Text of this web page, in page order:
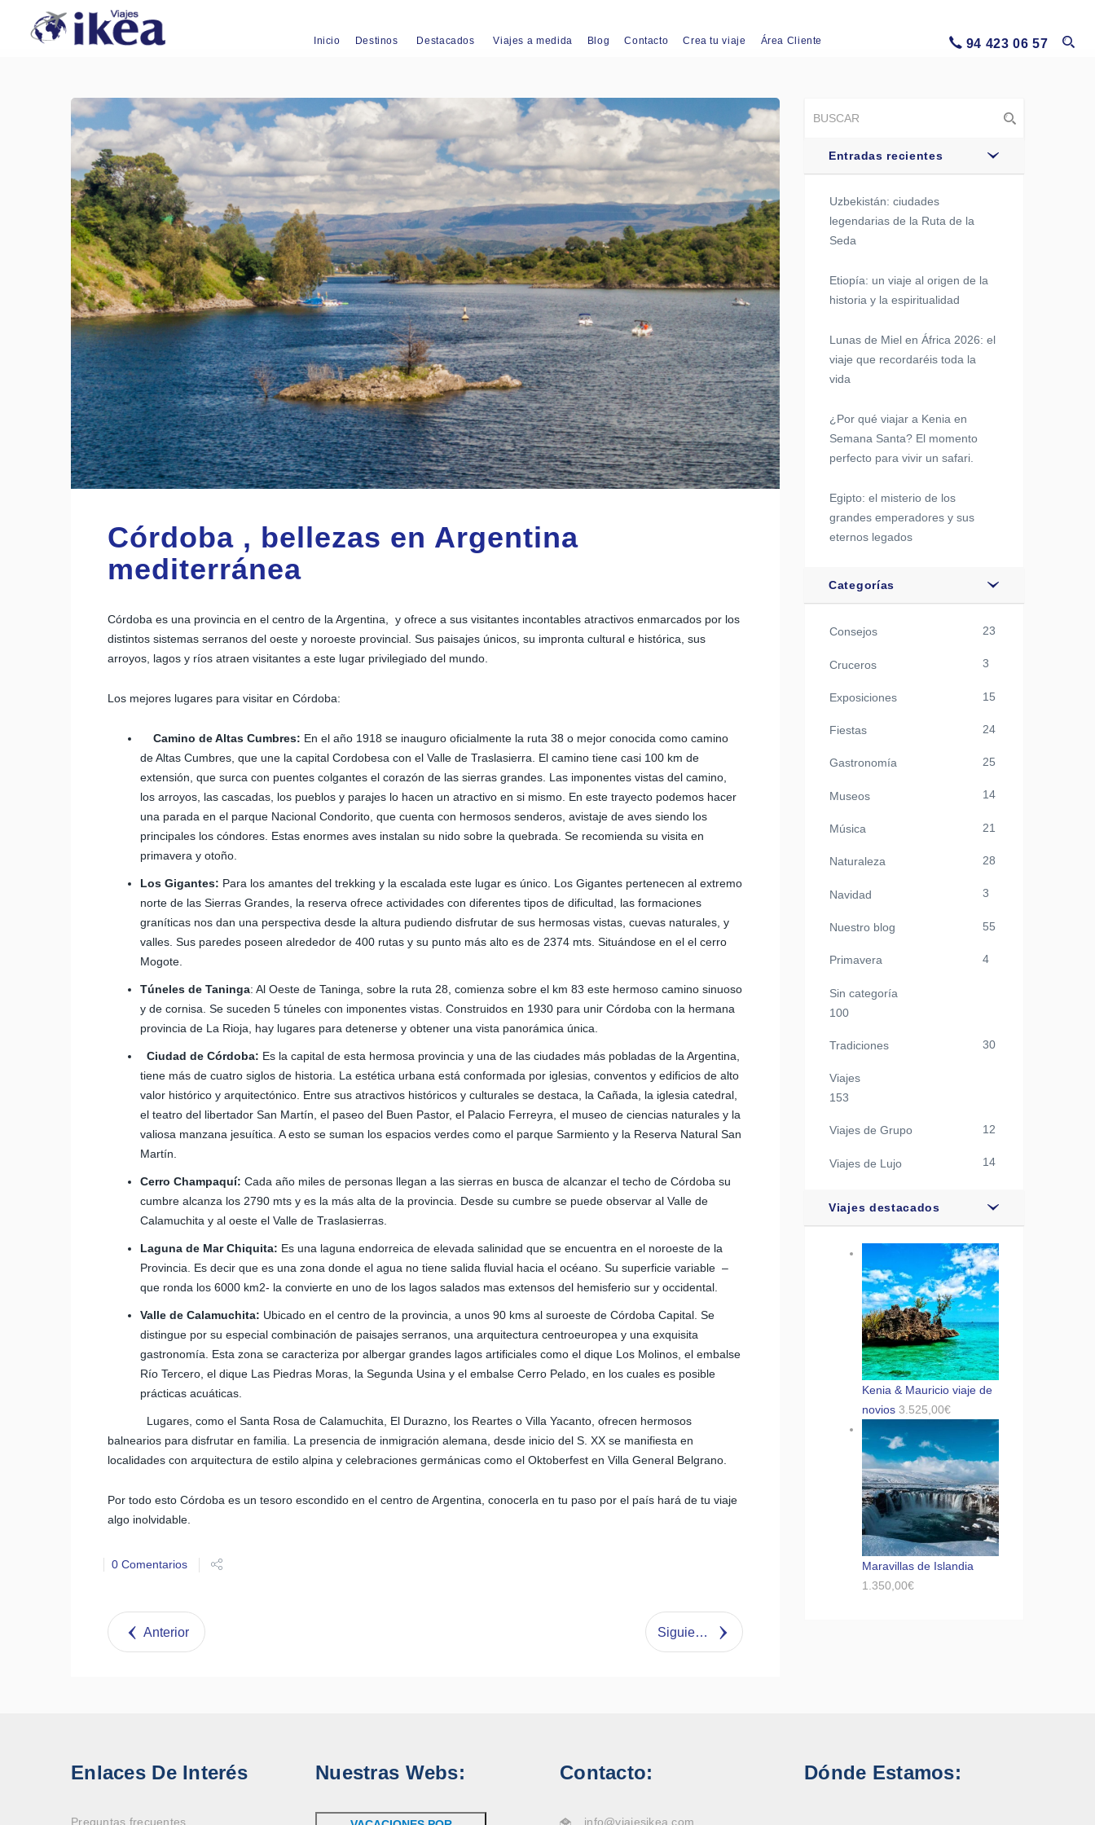
Inicio Destinos Destacados Viajes a medida Blog Contacto Crea tu viaje Área Cliente 94 423 06 57
Córdoba , bellezas en Argentina
mediterránea
Córdoba es una provincia en el centro de la Argentina, y ofrece a sus visitantes incontables atractivos enmarcados por los
distintos sistemas serranos del oeste y noroeste provincial. Sus paisajes únicos, su impronta cultural e histórica, sus
arroyos, lagos y ríos atraen visitantes a este lugar privilegiado del mundo.
Los mejores lugares para visitar en Córdoba:
Camino de Altas Cumbres: En el año 1918 se inauguro oficialmente la ruta 38 o mejor conocida como camino
de Altas Cumbres, que une la capital Cordobesa con el Valle de Traslasierra. El camino tiene casi 100 km de
extensión, que surca con puentes colgantes el corazón de las sierras grandes. Las imponentes vistas del camino,
los arroyos, las cascadas, los pueblos y parajes lo hacen un atractivo en si mismo. En este trayecto podemos hacer
una parada en el parque Nacional Condorito, que cuenta con hermosos senderos, avistaje de aves siendo los
principales los cóndores. Estas enormes aves instalan su nido sobre la quebrada. Se recomienda su visita en
primavera y otoño.
Los Gigantes: Para los amantes del trekking y la escalada este lugar es único. Los Gigantes pertenecen al extremo
norte de las Sierras Grandes, la reserva ofrece actividades con diferentes tipos de dificultad, las formaciones
graníticas nos dan una perspectiva desde la altura pudiendo disfrutar de sus hermosas vistas, cuevas naturales, y
valles. Sus paredes poseen alrededor de 400 rutas y su punto más alto es de 2374 mts. Situándose en el el cerro
Mogote.
Túneles de Taninga: Al Oeste de Taninga, sobre la ruta 28, comienza sobre el km 83 este hermoso camino sinuoso
y de cornisa. Se suceden 5 túneles con imponentes vistas. Construidos en 1930 para unir Córdoba con la hermana
provincia de La Rioja, hay lugares para detenerse y obtener una vista panorámica única.
Ciudad de Córdoba: Es la capital de esta hermosa provincia y una de las ciudades más pobladas de la Argentina,
tiene más de cuatro siglos de historia. La estética urbana está conformada por iglesias, conventos y edificios de alto
valor histórico y arquitectónico. Entre sus atractivos históricos y culturales se destaca, la Cañada, la iglesia catedral,
el teatro del libertador San Martín, el paseo del Buen Pastor, el Palacio Ferreyra, el museo de ciencias naturales y la
valiosa manzana jesuítica. A esto se suman los espacios verdes como el parque Sarmiento y la Reserva Natural San
Martín.
Cerro Champaquí: Cada año miles de personas llegan a las sierras en busca de alcanzar el techo de Córdoba su
cumbre alcanza los 2790 mts y es la más alta de la provincia. Desde su cumbre se puede observar al Valle de
Calamuchita y al oeste el Valle de Traslasierras.
Laguna de Mar Chiquita: Es una laguna endorreica de elevada salinidad que se encuentra en el noroeste de la
Provincia. Es decir que es una zona donde el agua no tiene salida fluvial hacia el océano. Su superficie variable –
que ronda los 6000 km2- la convierte en uno de los lagos salados mas extensos del hemisferio sur y occidental.
Valle de Calamuchita: Ubicado en el centro de la provincia, a unos 90 kms al suroeste de Córdoba Capital. Se
distingue por su especial combinación de paisajes serranos, una arquitectura centroeuropea y una exquisita
gastronomía. Esta zona se caracteriza por albergar grandes lagos artificiales como el dique Los Molinos, el embalse
Río Tercero, el dique Las Piedras Moras, la Segunda Usina y el embalse Cerro Pelado, en los cuales es posible
prácticas acuáticas.
Lugares, como el Santa Rosa de Calamuchita, El Durazno, los Reartes o Villa Yacanto, ofrecen hermosos
balnearios para disfrutar en familia. La presencia de inmigración alemana, desde inicio del S. XX se manifiesta en
localidades con arquitectura de estilo alpina y celebraciones germánicas como el Oktoberfest en Villa General Belgrano.
Por todo esto Córdoba es un tesoro escondido en el centro de Argentina, conocerla en tu paso por el país hará de tu viaje
algo inolvidable.
0 Comentarios
Anterior Siguiente
Entradas recientes
Uzbekistán: ciudades
legendarias de la Ruta de la
Seda
Etiopía: un viaje al origen de la
historia y la espiritualidad
Lunas de Miel en África 2026: el
viaje que recordaréis toda la
vida
¿Por qué viajar a Kenia en
Semana Santa? El momento
perfecto para vivir un safari.
Egipto: el misterio de los
grandes emperadores y sus
eternos legados
Categorías
Consejos 23
Cruceros 3
Exposiciones 15
Fiestas 24
Gastronomía 25
Museos 14
Música 21
Naturaleza 28
Navidad 3
Nuestro blog 55
Primavera 4
Sin categoría
100
Tradiciones 30
Viajes
153
Viajes de Grupo 12
Viajes de Lujo 14
Viajes destacados
Kenia & Mauricio viaje de
novios 3.525,00€
Maravillas de Islandia
1.350,00€
Enlaces De Interés
Preguntas frecuentes
Nuestras Webs: Contacto:
info@viajesikea.com
Dónde Estamos: